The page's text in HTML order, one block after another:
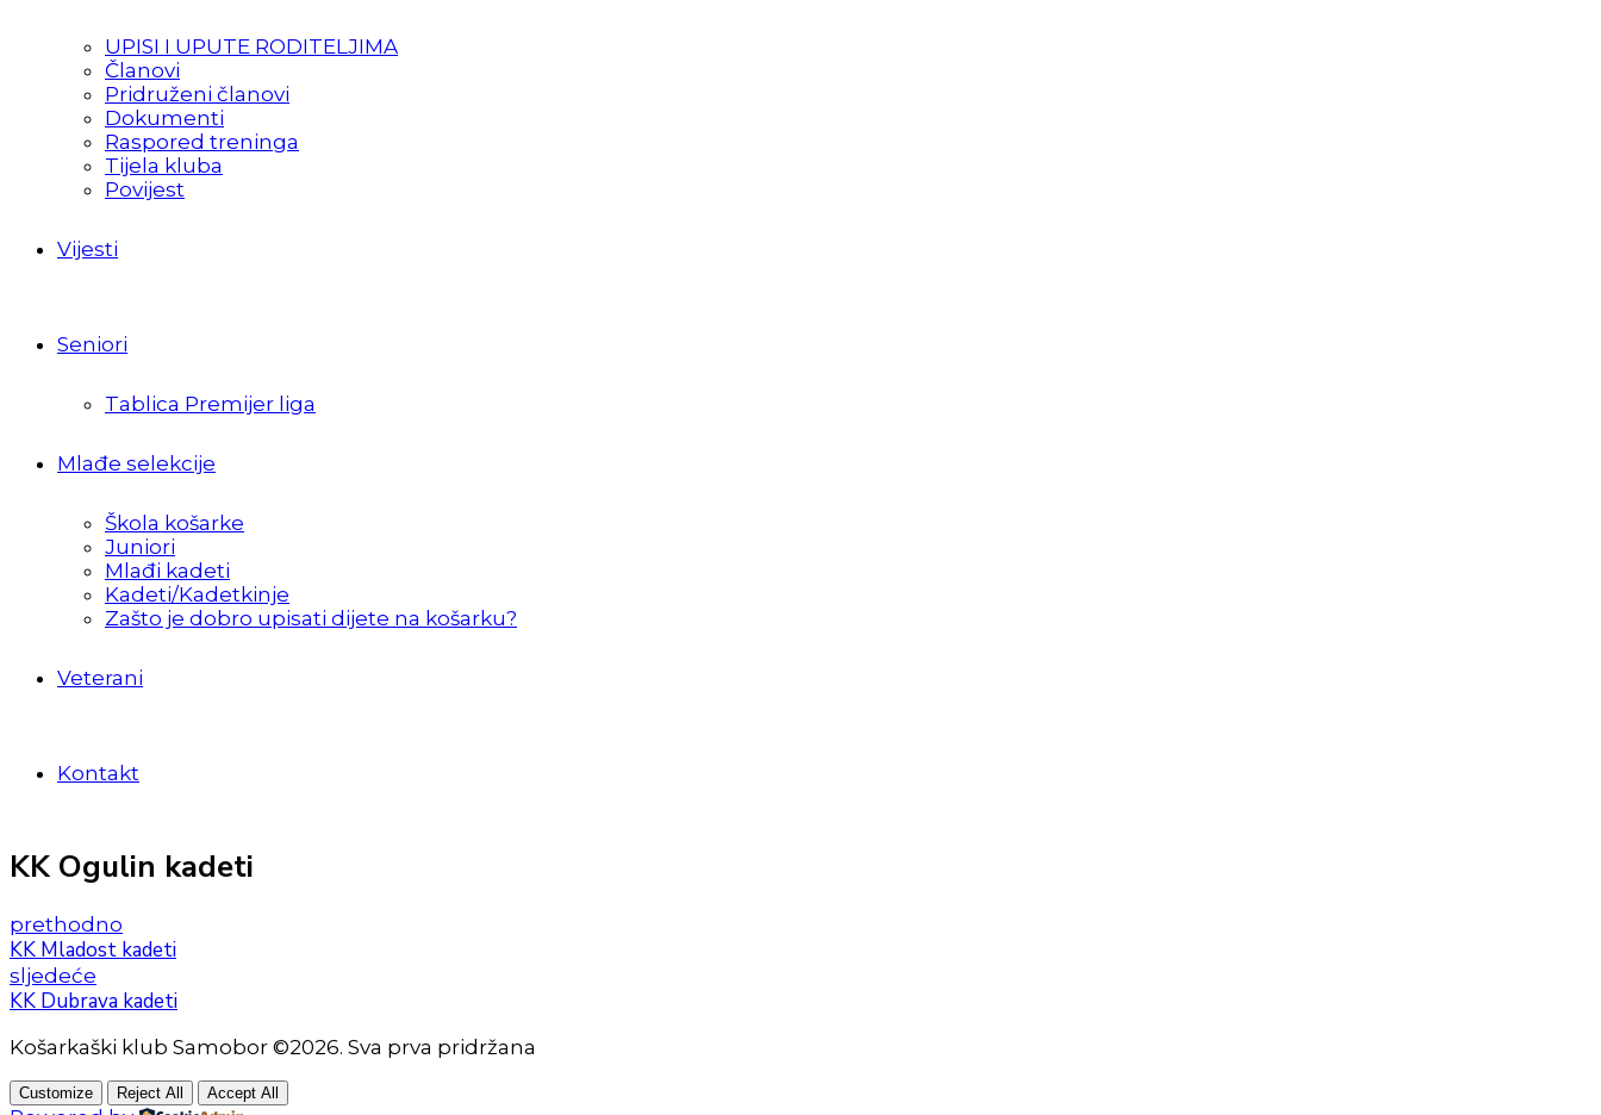
UPISI I UPUTE RODITELJIMA
Članovi
Pridruženi članovi
Dokumenti
Raspored treninga
Tijela kluba
Povijest
Vijesti
Seniori
Tablica Premijer liga
Mlađe selekcije
Škola košarke
Juniori
Mlađi kadeti
Kadeti/Kadetkinje
Zašto je dobro upisati dijete na košarku?
Veterani
Kontakt
KK Ogulin kadeti
prethodno
KK Mladost kadeti
sljedeće
KK Dubrava kadeti
Košarkaški klub Samobor ©2026. Sva prva pridržana
Customize Reject All Accept All